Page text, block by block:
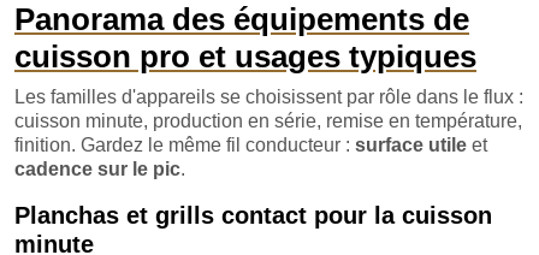
Panorama des équipements de
cuisson pro et usages typiques
Les familles d'appareils se choisissent par rôle dans le flux :
cuisson minute, production en série, remise en température,
finition. Gardez le même fil conducteur : surface utile et
cadence sur le pic.
Planchas et grills contact pour la cuisson
minute